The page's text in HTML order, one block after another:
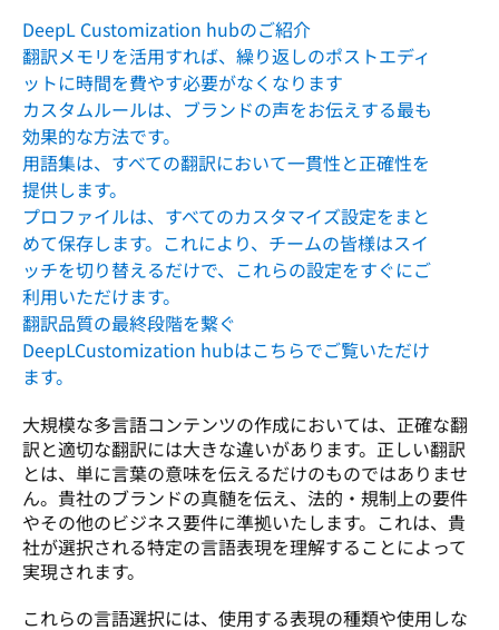
DeepL Customization hubのご紹介
翻訳メモリを活用すれば、繰り返しのポストエディ
ットに時間を費やす必要がなくなります
カスタムルールは、ブランドの声をお伝えする最も
効果的な方法です。
用語集は、すべての翻訳において一貫性と正確性を
提供します。
プロファイルは、すべてのカスタマイズ設定をまと
めて保存します。これにより、チームの皆様はスイ
ッチを切り替えるだけで、これらの設定をすぐにご
利用いただけます。
翻訳品質の最終段階を繋ぐ
DeepLCustomization hubはこちらでご覧いただけ
ます。
大規模な多言語コンテンツの作成においては、正確な翻
訳と適切な翻訳には大きな違いがあります。正しい翻訳
とは、単に言葉の意味を伝えるだけのものではありませ
ん。貴社のブランドの真髄を伝え、法的・規制上の要件
やその他のビジネス要件に準拠いたします。これは、貴
社が選択される特定の言語表現を理解することによって
実現されます。
これらの言語選択には、使用する表現の種類や使用しな